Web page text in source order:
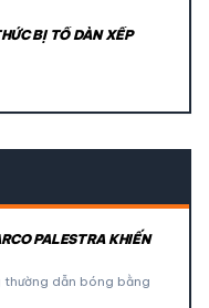
BỊ TỐ DÀN XẾP
PALESTRA KHIẾN
thường dẫn bóng bằng